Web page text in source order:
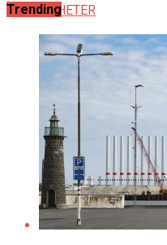
ALLA NYHETER
Trending